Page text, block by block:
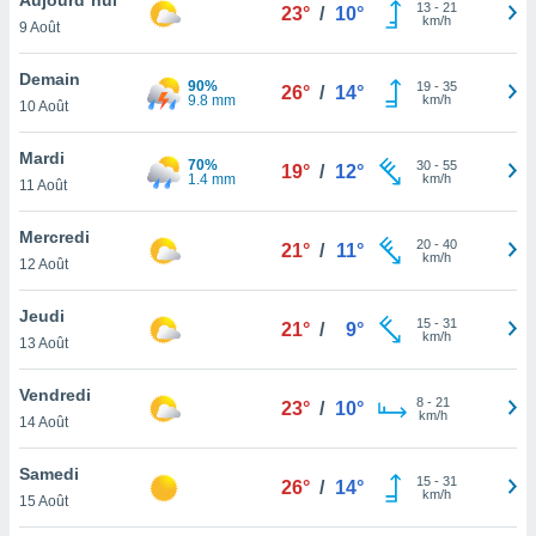
et
»,
au
vous
qu'ils
ou
le
ainsi
un
la
du
9 Août
23° / 10° 13- 21
km/h
Demain
10 Août
90%
9.8 mm
26° / 14° 19- 35
km/h
Mardi
11 Août
70%
1.4 mm
19° / 12° 30- 55
km/h
Mercredi
12 Août
21° / 11° 20- 40
km/h
Jeudi
13 Août
21° / 9° 15- 31
km/h
Vendredi
14 Août
23° / 10° 8- 21
km/h
Samedi
15 Août
26° / 14° 15- 31
km/h